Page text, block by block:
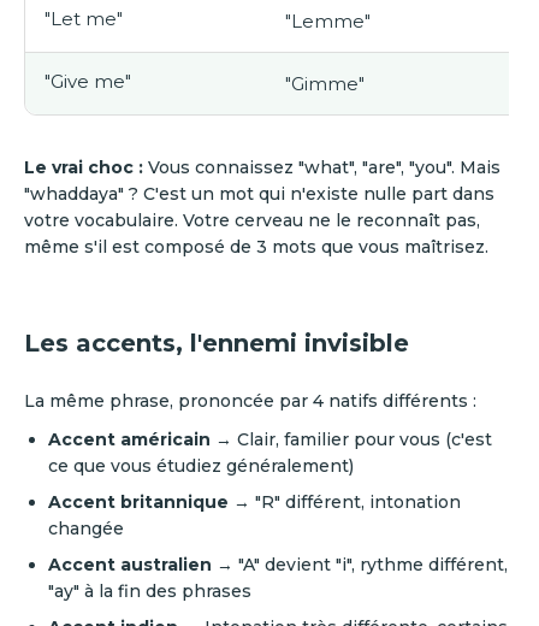
"Let me" "Lemme"
"Give me" "Gimme"
Le vrai choc : Vous connaissez "what", "are", "you". Mais
"whaddaya" ? C'est un mot qui n'existe nulle part dans
votre vocabulaire. Votre cerveau ne le reconnaît pas,
même s'il est composé de 3 mots que vous maîtrisez.
Les accents, l'ennemi invisible
La même phrase, prononcée par 4 natifs différents :
Accent américain → Clair, familier pour vous (c'est
ce que vous étudiez généralement)
Accent britannique → "R" différent, intonation
changée
Accent australien → "A" devient "i", rythme différent,
"ay" à la fin des phrases